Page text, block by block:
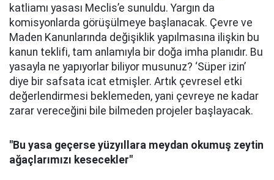
katliamı yasası Meclis’e sunuldu. Yargın da
komisyonlarda görüşülmeye başlanacak. Çevre ve
Maden Kanunlarında değişiklik yapılmasına ilişkin bu
kanun teklifi, tam anlamıyla bir doğa imha planıdır. Bu
yasayla ne yapıyorlar biliyor musunuz? ‘Süper izin’
diye bir safsata icat etmişler. Artık çevresel etki
değerlendirmesi beklemeden, yani çevreye ne kadar
zarar vereceğini bile bilmeden projeler başlayacak.
"Bu yasa geçerse yüzyıllara meydan okumuş zeytin
ağaçlarımızı kesecekler"